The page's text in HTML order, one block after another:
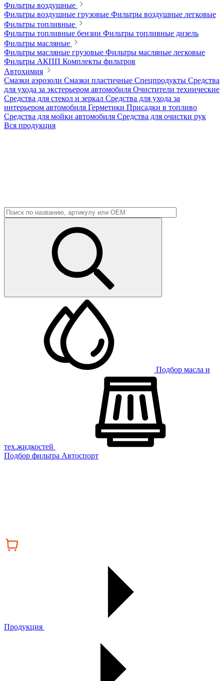
Фильтры воздушные
Фильтры воздушные грузовые Фильтры воздушные легковые
Фильтры топливные
Фильтры топливные бензин Фильтры топливные дизель
Фильтры масляные
Фильтры масляные грузовые Фильтры масляные легковые
Фильтры АКПП Комплекты фильтров
Автохимия
Смазки аэрозоли Смазки пластичные Спецпродукты Средства
для ухода за экстерьером автомобиля Очистители технические
Средства для стекол и зеркал Средства для ухода за
интерьером автомобиля Герметики Присадки в топливо
Средства для мойки автомобиля Средства для очистки рук
Вся продукция
Подбор масла и
тех.жидкостей
Подбор фильтра Автоспорт
Продукция